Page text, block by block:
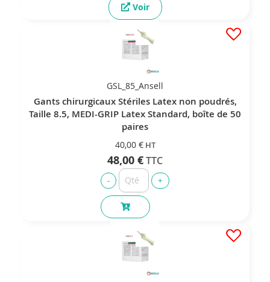
Voir
GSL_85_Ansell
Gants chirurgicaux Stériles Latex non poudrés,
Taille 8.5, MEDI-GRIP Latex Standard, boîte de 50
paires
40,00 €
48,00 €